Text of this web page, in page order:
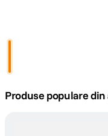
4. peak design
Produse populare